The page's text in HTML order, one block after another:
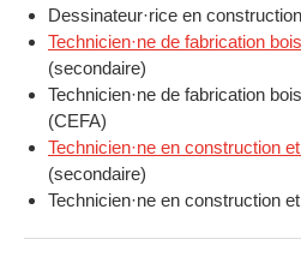
Technicien·ne de fabrication
(secondaire)
Technicien·ne de fabrication
(CEFA)
Technicien·ne en construction
(secondaire)